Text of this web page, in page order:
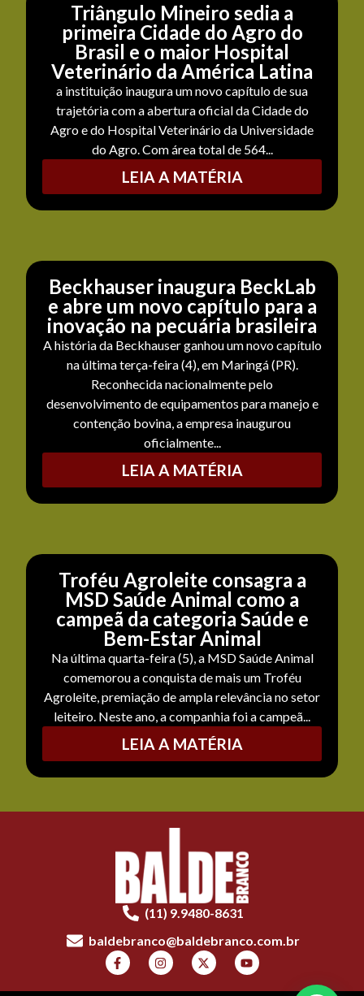
Triângulo Mineiro sedia a
primeira Cidade do Agro do
Brasil e o maior Hospital
Veterinário da América Latina
a instituição inaugura um novo capítulo de sua
trajetória com a abertura oficial da Cidade do
Agro e do Hospital Veterinário da Universidade
do Agro. Com área total de 564...
LEIA A MATÉRIA
Beckhauser inaugura BeckLab
e abre um novo capítulo para a
inovação na pecuária brasileira
A história da Beckhauser ganhou um novo capítulo
na última terça-feira (4), em Maringá (PR).
Reconhecida nacionalmente pelo
desenvolvimento de equipamentos para manejo e
contenção bovina, a empresa inaugurou
oficialmente...
LEIA A MATÉRIA
Troféu Agroleite consagra a
MSD Saúde Animal como a
campeã da categoria Saúde e
Bem-Estar Animal
Na última quarta-feira (5), a MSD Saúde Animal
comemorou a conquista de mais um Troféu
Agroleite, premiação de ampla relevância no setor
leiteiro. Neste ano, a companhia foi a campeã...
LEIA A MATÉRIA
(11) 9.9480-8631
baldebranco@baldebranco.com.br